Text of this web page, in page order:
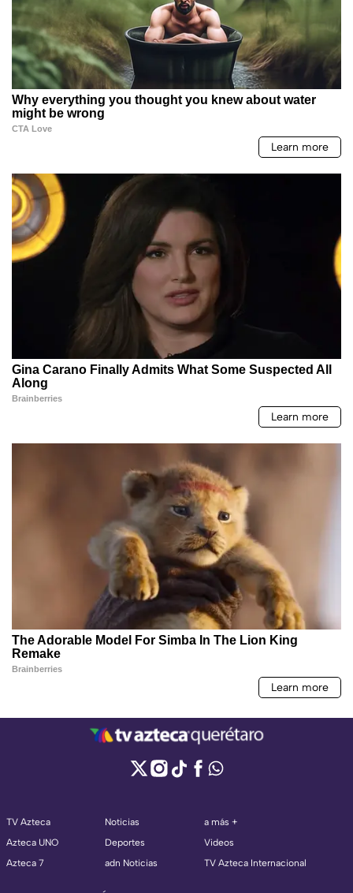
TV Azteca
Azteca UNO
Azteca 7
Noticias
Deportes
adn Noticias
a más +
Videos
TV Azteca Internacional